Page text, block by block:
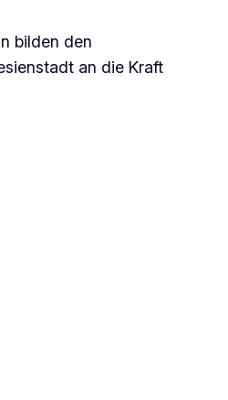
bilden den
an die Kraft